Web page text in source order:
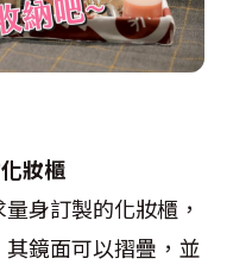
妝櫃
身訂製的化妝櫃，
鏡面可以摺疊，並